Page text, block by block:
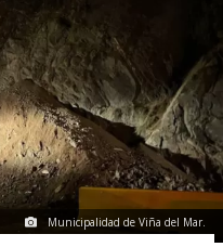
Municipalidad de Viña del Mar.